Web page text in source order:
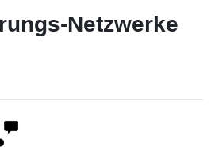
Netzwerke